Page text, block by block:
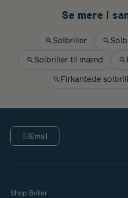
Se mere i
Solbriller
Solbriller til mænd
Firkantede
Email
Shop Briller